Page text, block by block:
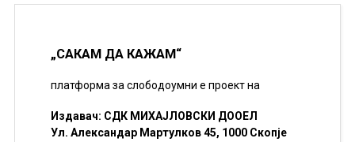
„САКАМ ДА КАЖАМ“
платформа за слободоумни е проект на
Издавач: СДК МИХАЈЛОВСКИ ДООЕЛ
Ул. Александар Мартулков 45, 1000 Скопје